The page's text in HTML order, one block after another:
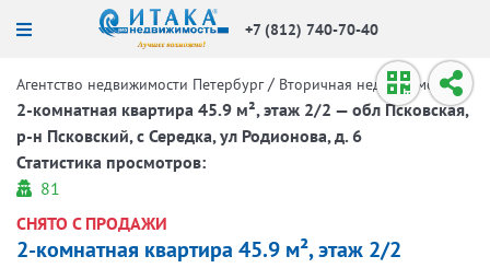
+7 (812) 740-70-40
Агентство недвижимости Петербург / Вторичная недвижимость /
2-комнатная квартира 45.9 м², этаж 2/2 — обл Псковская,
р-н Псковский, с Середка, ул Родионова, д. 6
Статистика просмотров:
81
СНЯТО С ПРОДАЖИ
2-комнатная квартира 45.9 м², этаж 2/2